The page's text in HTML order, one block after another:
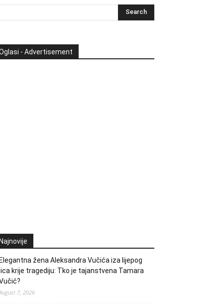
- Advertisement
žena Aleksandra Vučića iza lijepog
krije tragediju: Tko je tajanstvena Tamara
7, 2026